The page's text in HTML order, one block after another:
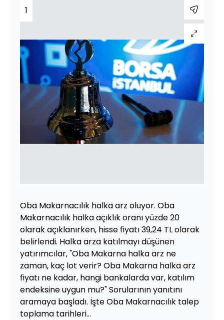
1
Oba Makarnacılık halka arz oluyor. Oba
Makarnacılık halka açıklık oranı yüzde 20
olarak açıklanırken, hisse fiyatı 39,24 TL olarak
belirlendi. Halka arza katılmayı düşünen
yatırımcılar, "Oba Makarna halka arz ne
zaman, kaç lot verir? Oba Makarna halka arz
fiyatı ne kadar, hangi bankalarda var, katılım
endeksine uygun mu?" Sorularının yanıtını
aramaya başladı. İşte Oba Makarnacılık talep
toplama tarihleri...